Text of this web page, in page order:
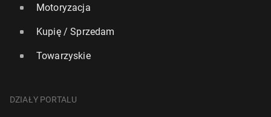
Motoryzacja
Kupię / Sprzedam
Towarzyskie
DZIAŁY PORTALU